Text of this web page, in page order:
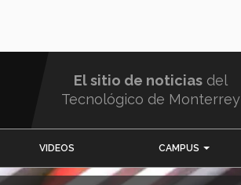
El sitio de noticias del
Tecnológico de Monterrey
VIDEOS CAMPUS